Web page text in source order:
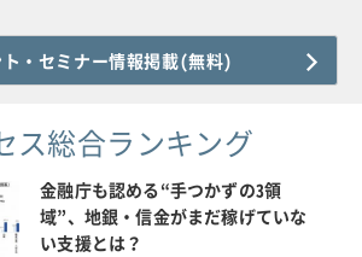
ト・セミナー情報掲載(無料)
ス総合ランキング
金融庁も認める“手つかずの3領
域”、地銀・信金がまだ稼げていな
い支援とは？